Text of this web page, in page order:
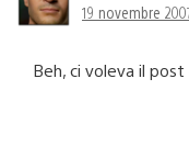
19 novembre
Beh, ci voleva il